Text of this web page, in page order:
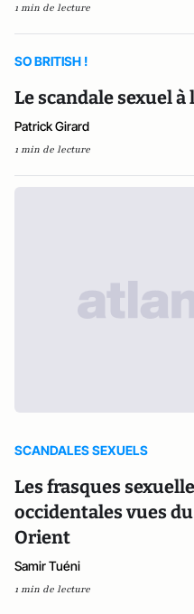
1 min de lecture
SO BRITISH !
Le scandale sexuel
Patrick Girard
1 min de lecture
SCANDALES SEXUELS
Les frasques
occidentales vues
Orient
Samir Tuéni
1 min de lecture